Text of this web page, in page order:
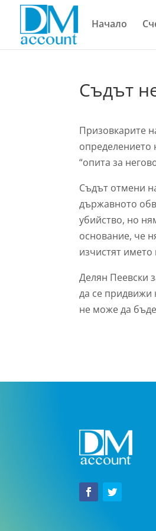
Начало
Съдът
Призовкарите
определението
“опита за
Съдът отмени
държавното
убийство, но
основание, че
изчистят
Делян Пеевски
да се придвижи
не може да